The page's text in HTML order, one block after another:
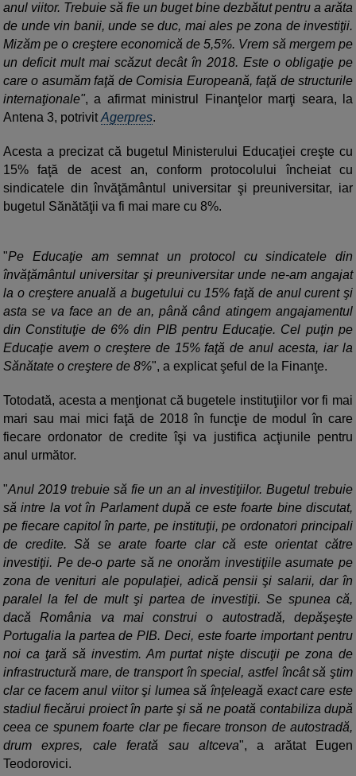
anul viitor. Trebuie să fie un buget bine dezbătut pentru a arăta
de unde vin banii, unde se duc, mai ales pe zona de investiţii.
Mizăm pe o creştere economică de 5,5%. Vrem să mergem pe
un deficit mult mai scăzut decât în 2018. Este o obligaţie pe
care o asumăm faţă de Comisia Europeană, faţă de structurile
internaţionale", a afirmat ministrul Finanţelor marţi seara, la
Antena 3, potrivitAgerpres.
Acesta a precizat că bugetul Ministerului Educaţiei creşte cu
15% faţă de acest an, conform protocolului încheiat cu
sindicatele din învăţământul universitar şi preuniversitar, iar
bugetul Sănătăţii va fi mai mare cu 8%.
"Pe Educaţie am semnat un protocol cu sindicatele din
învăţământul universitar şi preuniversitar unde ne-am angajat
la o creştere anuală a bugetului cu 15% faţă de anul curent şi
asta se va face an de an, până când atingem angajamentul
din Constituţie de 6% din PIB pentru Educaţie. Cel puţin pe
Educaţie avem o creştere de 15% faţă de anul acesta, iar la
Sănătate o creştere de 8%", a explicat şeful de la Finanţe.
Totodată, acesta a menţionat că bugetele instituţiilor vor fi mai
mari sau mai mici faţă de 2018 în funcţie de modul în care
fiecare ordonator de credite îşi va justifica acţiunile pentru
anul următor.
"Anul 2019 trebuie să fie un an al investiţiilor. Bugetul trebuie
să intre la vot în Parlament după ce este foarte bine discutat,
pe fiecare capitol în parte, pe instituţii, pe ordonatori principali
de credite. Să se arate foarte clar că este orientat către
investiţii. Pe de-o parte să ne onorăm investiţiile asumate pe
zona de venituri ale populaţiei, adică pensii şi salarii, dar în
paralel la fel de mult şi partea de investiţii. Se spunea că,
dacă România va mai construi o autostradă, depăşeşte
Portugalia la partea de PIB. Deci, este foarte important pentru
noi ca ţară să investim. Am purtat nişte discuţii pe zona de
infrastructură mare, de transport în special, astfel încât să ştim
clar ce facem anul viitor şi lumea să înţeleagă exact care este
stadiul fiecărui proiect în parte şi să ne poată contabiliza după
ceea ce spunem foarte clar pe fiecare tronson de autostradă,
drum expres, cale ferată sau altceva", a arătat Eugen
Teodorovici.